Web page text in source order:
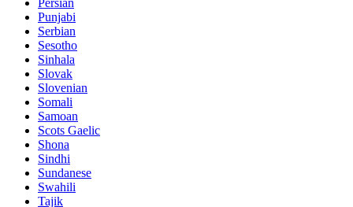
Persian
Punjabi
Serbian
Sesotho
Sinhala
Slovak
Slovenian
Somali
Samoan
Scots Gaelic
Shona
Sindhi
Sundanese
Swahili
Tajik